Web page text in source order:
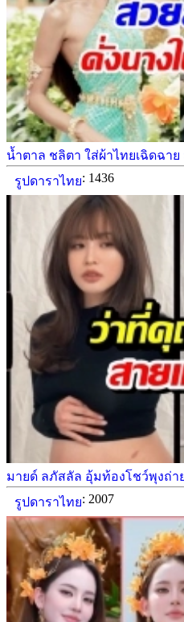
น้ำตาล ชลิตา ใส่ผ้าไทยเฉิดฉาย
รูปดาราไทย: 1436
มายด์ ลภัสลัล อุ้มท้องโชว์พุงถ่
รูปดาราไทย: 2007